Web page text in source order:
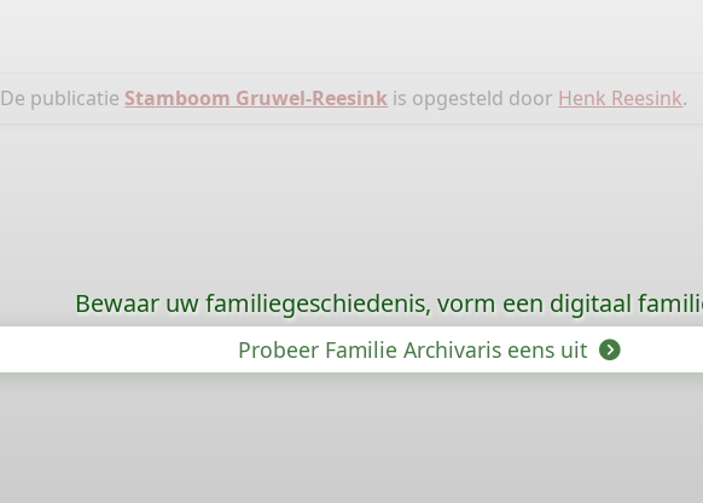
De publicatie Stamboom Gruwel-Reesink is opgesteld door Henk Reesink.
Bewaar uw familiegeschiedenis, vorm een digitaal
Probeer Familie Archivaris eens uit